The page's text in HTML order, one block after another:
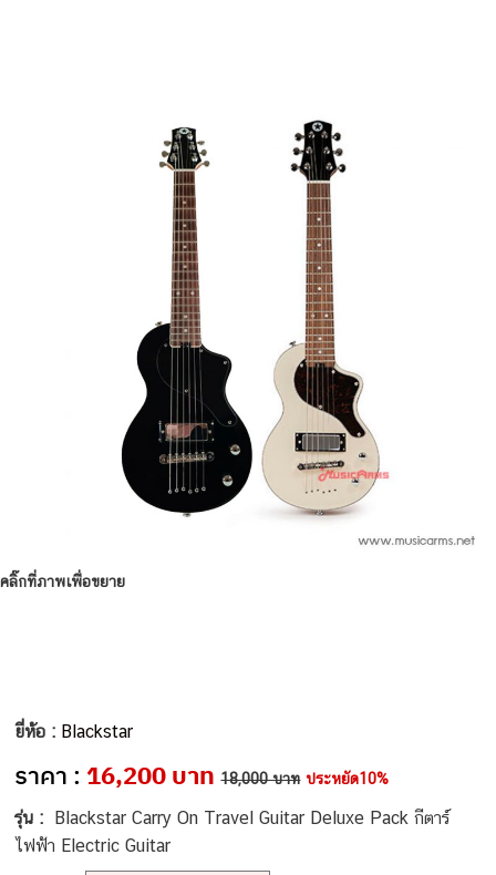
คลิ๊กที่ภาพเพื่อขยาย
ยี่ห้อ : Blackstar
ราคา : 16,200 บาท 18,000 บาท ประหยัด10%
รุ่น :
Blackstar Carry On Travel Guitar Deluxe Pack กีตาร์
ไฟฟ้า Electric Guitar